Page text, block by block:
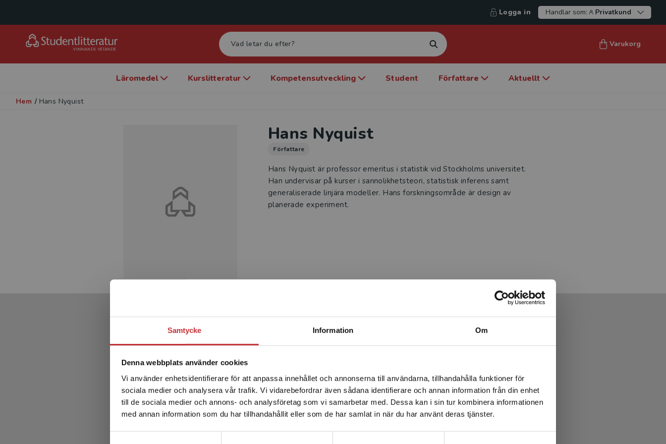
Samtycke Information Om
Denna webbplats använder cookies
Vi använder enhetsidentifierare för att anpassa innehållet och annonserna till användarna, tillhandahålla funktioner för
sociala medier och analysera vår trafik. Vi vidarebefordrar även sådana identifierare och annan information från din enhet
till de sociala medier och annons- och analysföretag som vi samarbetar med. Dessa kan i sin tur kombinera informationen
med annan information som du har tillhandahållit eller som de har samlat in när du har använt deras tjänster.
Begränsad fraktregion
Det verkar som att du besöker studentlitteratur.se via en
enhet utanför Sverige. Vi erbjuder inte leveranser utanför
Sverige. För att kunna slutföra ett köp måste
leveransadressen vara i Sverige.Läs mer
Logga in Handlar som: Privatkund
Varukorg
Läromedel Kurslitteratur Kompetensutveckling Student Författare Aktuellt
Hem / Hans Nyquist
Hans Nyquist
Författare
Hans Nyquist är professor emeritus i statistik vid Stockholms universitet.
Han undervisar på kurser i sannolikhetsteori, statistisk inferens samt
generaliserade linjära modeller. Hans forskningsområde är design av
planerade experiment.
Produkter